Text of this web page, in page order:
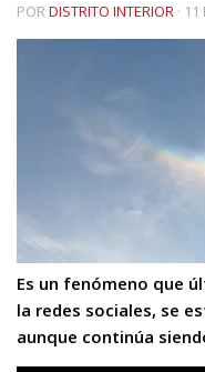
PORDISTRITO INTERIOR · 11
Es un fenómeno que
la redes sociales, se
aunque continúa